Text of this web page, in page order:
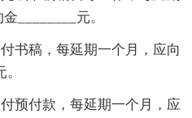
________元。
书稿，每延期一个月，应向
预付款，每延期一个月，应